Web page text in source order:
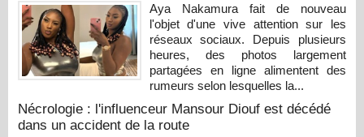
Aya Nakamura fait de nouveau
l'objet d'une vive attention sur les
réseaux sociaux. Depuis plusieurs
heures, des photos largement
partagées en ligne alimentent des
rumeurs selon lesquelles la...
Nécrologie : l'influenceur Mansour Diouf est décédé
dans un accident de la route